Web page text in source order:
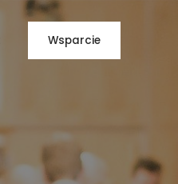
Wsparcie